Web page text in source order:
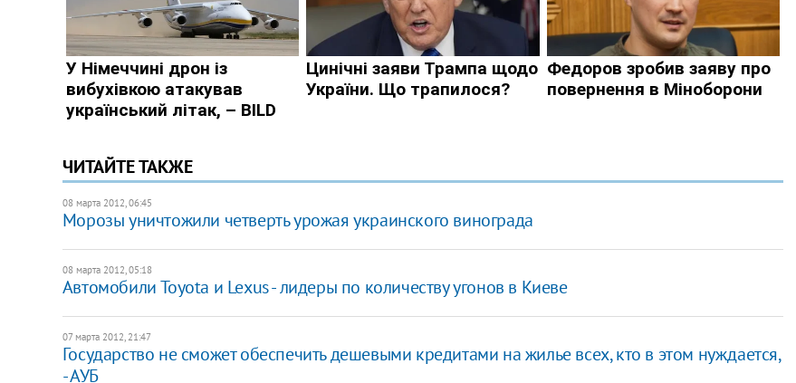
ЧИТАЙТЕ ТАКЖЕ
08 марта 2012, 06:45
Морозы уничтожили четверть урожая украинского винограда
08 марта 2012, 05:18
Автомобили Toyota и Lexus - лидеры по количеству угонов в Киеве
07 марта 2012, 21:47
Государство не сможет обеспечить дешевыми кредитами на жилье всех, кто в этом нуждается,
- АУБ